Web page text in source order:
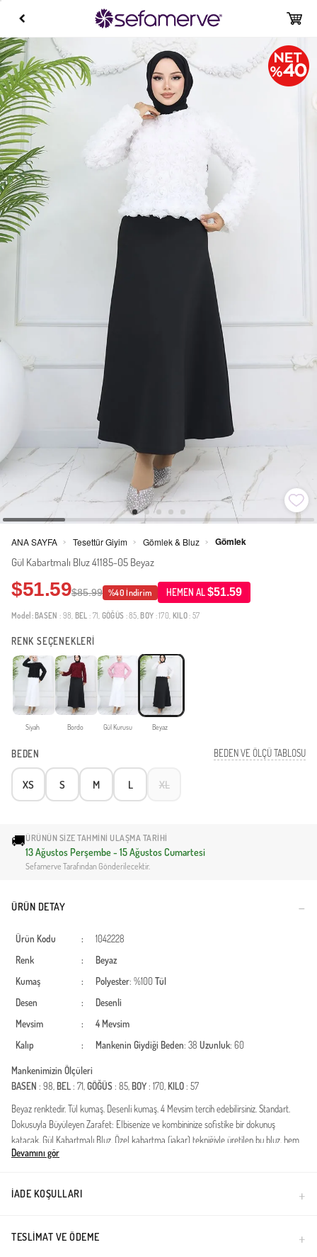
ANA SAYFA > Tesettür Giyim > Gömlek & Bluz > Gömlek
Gül Kabartmalı Bluz 41185-05 Beyaz
$51.59$85.99 %40 İndirim HEMEN AL$51.59
Model: BASEN : 98, BEL : 71, GÖĞÜS : 85, BOY : 170, KILO: 57
RENK SEÇENEKLERİ
Siyah Bordo Gül Kurusu Beyaz
BEDEN BEDEN VE ÖLÇÜ TABLOSU
XS S M L XL
🚚ÜRÜNÜN SIZE TAHMINI ULAŞMA TARIHI
13 Ağustos Perşembe - 15 Ağustos Cumartesi
Sefamerve Tarafından Gönderilecektir.
ÜRÜN DETAY
Ürün Kodu :
1042228
Renk
:
Beyaz
Kumaş
: Polyester: %100Tül
Desen
:
Desenli
Mevsim
:
4 Mevsim
Kalıp
: Mankenin Giydiği Beden: 38 Uzunluk: 60
Mankenimizin Ölçüleri
BASEN : 98, BEL: 71,GÖĞÜS: 85, BOY: 170, KILO: 57
Beyaz renktedir. Tül kumaş. Desenli kumaş. 4 Mevsim tercih edebilirsiniz. Standart.
Dokusuyla Büyüleyen Zarafet: Elbisenize ve kombininize sofistike bir dokunuş
katacak, Gül Kabartmalı Bluz. Özel kabartma (jakar) tekniğiyle üretilen bu bluz, hem
günlük hem de şık davetleriniz için idealdir. Uzun kesimi ve rahat kalıbıyla tesettür
Türkiye'de üretilmiştir.
Devamını gör
İADE KOŞULLARI
TESLIMAT VE ÖDEME